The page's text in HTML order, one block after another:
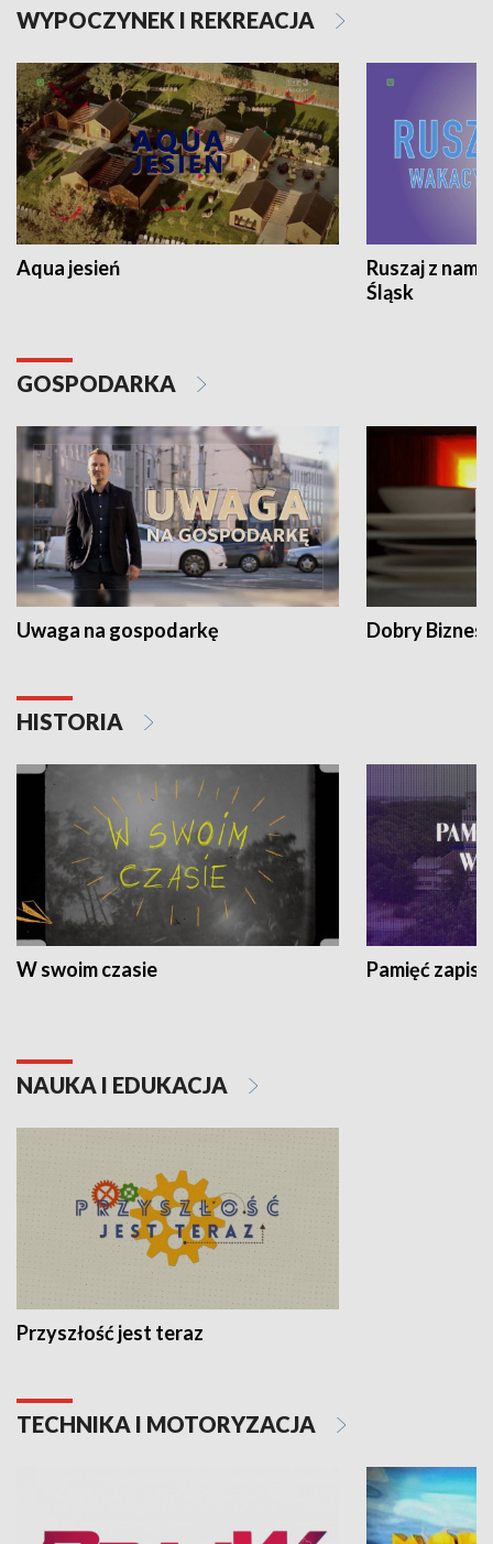
WYPOCZYNEK I REKREACJA
Aqua jesień
Ruszaj z
Śląsk
GOSPODARKA
Uwaga na gospodarkę Dobry Biznes
HISTORIA
W swoim czasie Pamięć
NAUKA I EDUKACJA
Przyszłość jest teraz
TECHNIKA I MOTORYZACJA